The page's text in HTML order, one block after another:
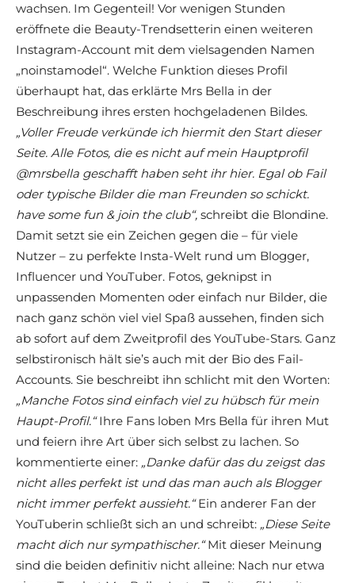
wachsen. Im Gegenteil! Vor wenigen Stunden
eröffnete die Beauty-Trendsetterin einen weiteren
Instagram-Account mit dem vielsagenden Namen
„noinstamodel“. Welche Funktion dieses Profil
überhaupt hat, das erklärte Mrs Bella in der
Beschreibung ihres ersten hochgeladenen Bildes.
„Voller Freude verkünde ich hiermit den Start dieser
Seite. Alle Fotos, die es nicht auf mein Hauptprofil
@mrsbella geschafft haben seht ihr hier. Egal ob Fail
oder typische Bilder die man Freunden so schickt.
have some fun & join the club“, schreibt die Blondine.
Damit setzt sie ein Zeichen gegen die – für viele
Nutzer – zu perfekte Insta-Welt rund um Blogger,
Influencer und YouTuber. Fotos, geknipst in
unpassenden Momenten oder einfach nur Bilder, die
nach ganz schön viel viel Spaß aussehen, finden sich
ab sofort auf dem Zweitprofil des YouTube-Stars. Ganz
selbstironisch hält sie’s auch mit der Bio des Fail-
Accounts. Sie beschreibt ihn schlicht mit den Worten:
„Manche Fotos sind einfach viel zu hübsch für mein
Haupt-Profil.“Ihre Fans loben Mrs Bella für ihren Mut
und feiern ihre Art über sich selbst zu lachen. So
kommentierte einer: „Danke dafür das du zeigst das
nicht alles perfekt ist und das man auch als Blogger
nicht immer perfekt aussieht.“Ein anderer Fan der
YouTuberin schließt sich an und schreibt: „Diese Seite
macht dich nur sympathischer.“Mit dieser Meinung
sind die beiden definitiv nicht alleine: Nach nur etwa